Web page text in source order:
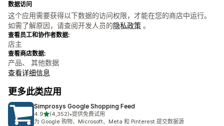
数据访问
这个应用需要获得以下数据的访问权限，才能在您的商店中运行。
如需了解原因，请查阅开发人员的隐私政策 。
查看员工和协作者数据:
店主
查看商店数据:
产品、 其他数据
查看详细信息
更多此类应用
Simprosys Google Shopping Feed
4.9星（满分 5 星）
(4,352)
总共 4352 条评论
•提供免费试用
为 Google 购物、Microsoft、Meta 和 Pinterest 提交数据源